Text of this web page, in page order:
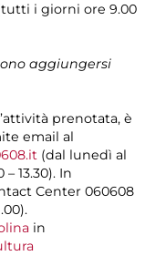
i giorni ore 9.00
aggiungersi
prenotata, è
email al
(dal lunedì al
13.30). In
Center 060608
in